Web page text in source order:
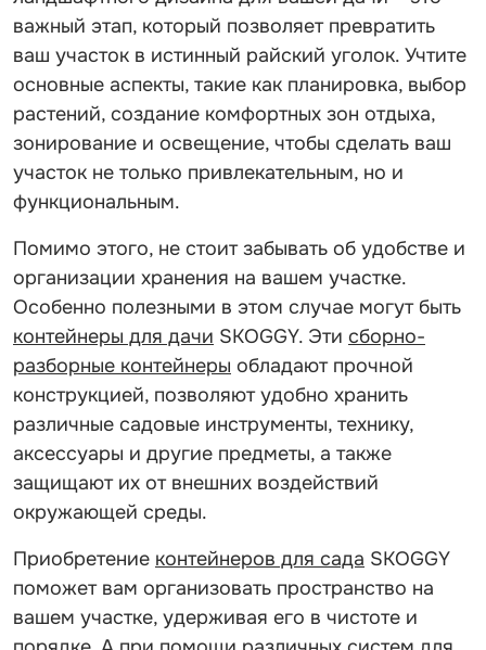
важный этап, который позволяет превратить
ваш участок в истинный райский уголок. Учтите
основные аспекты, такие как планировка, выбор
растений, создание комфортных зон отдыха,
зонирование и освещение, чтобы сделать ваш
участок не только привлекательным, но и
функциональным.
Помимо этого, не стоит забывать об удобстве и
организации хранения на вашем участке.
Особенно полезными в этом случае могут быть
контейнеры для дачи SKOGGY. Эти сборно-
разборные контейнеры обладают прочной
конструкцией, позволяют удобно хранить
различные садовые инструменты, технику,
аксессуары и другие предметы, а также
защищают их от внешних воздействий
окружающей среды.
Приобретение контейнеров для сада SKOGGY
поможет вам организовать пространство на
вашем участке, удерживая его в чистоте и